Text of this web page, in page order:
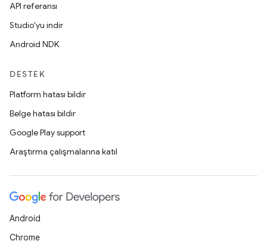
API referansı
Studio'yu indir
Android NDK
DESTEK
Platform hatası bildir
Belge hatası bildir
Google Play support
Araştırma çalışmalarına katıl
Android
Chrome